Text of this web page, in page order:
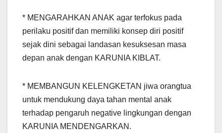
* MENGARAHKAN ANAK agar terfokus pada
perilaku positif dan memiliki konsep diri positif
sejak dini sebagai landasan kesuksesan masa
depan anak dengan KARUNIA KIBLAT.
* MEMBANGUN KELENGKETAN jiwa orangtua
untuk mendukung daya tahan mental anak
terhadap pengaruh negative lingkungan dengan
KARUNIA MENDENGARKAN.